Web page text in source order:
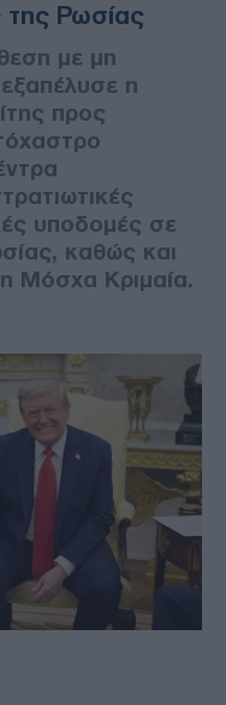
της Ρωσίας
με μη
η
προς
υποδομές σε
καθώς και
Μόσχα Κριμαία.